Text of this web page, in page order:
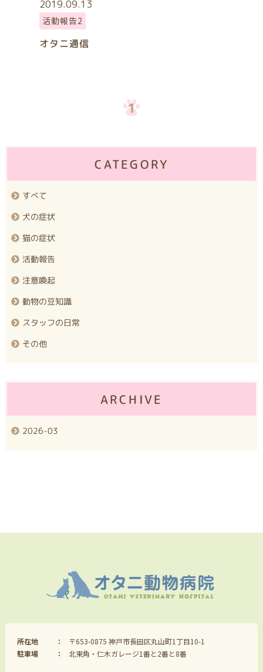
2019.09.13
活動報告2
オタニ通信
1
CATEGORY
すべて
犬の症状
猫の症状
活動報告
注意喚起
動物の豆知識
スタッフの日常
その他
ARCHIVE
2026-03
所在地
〒653-0875 神戸市長田区丸山町1丁目10-1
駐車場
北東角・仁木ガレージ1番と2番と8番